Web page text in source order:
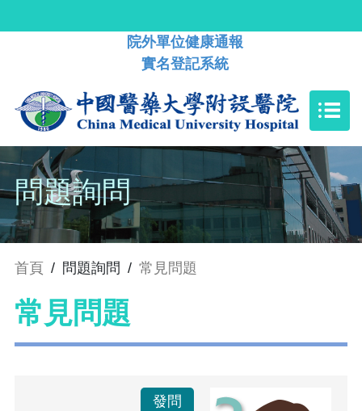
院外單位健康通報
實名登記系統
問題詢問
首頁 / 問題詢問 / 常見問題
常見問題
發問